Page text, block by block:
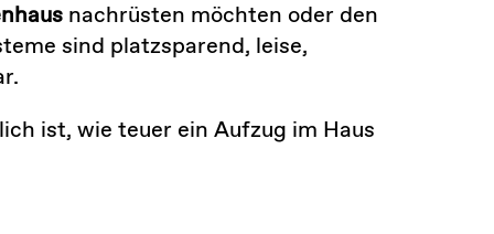
nachrüsten möchten oder den
sind platzsparend, leise,
ist, wie teuer ein Aufzug im Haus